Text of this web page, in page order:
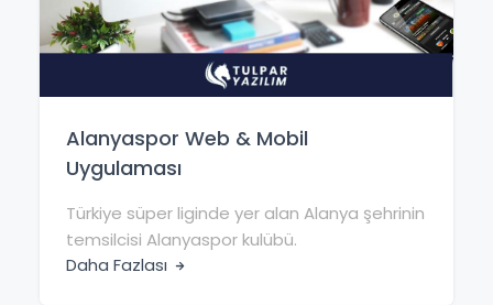
Alanyaspor Web & Mobil
Uygulaması
Türkiye süper liginde yer alan Alanya şehrinin
temsilcisi Alanyaspor kulübü.
Daha Fazlası